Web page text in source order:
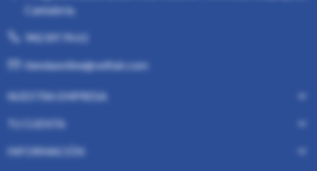
Cantabria.
942 89 74 61
tiendaonline@velfair.com
NUESTRA EMPRESA
TU CUENTA
INFORMACIÓN